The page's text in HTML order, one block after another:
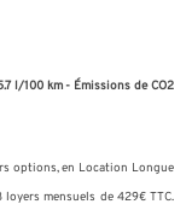
l/100 km - Émissions de CO2
options, en Location Longue
mensuels de 429€ TTC.